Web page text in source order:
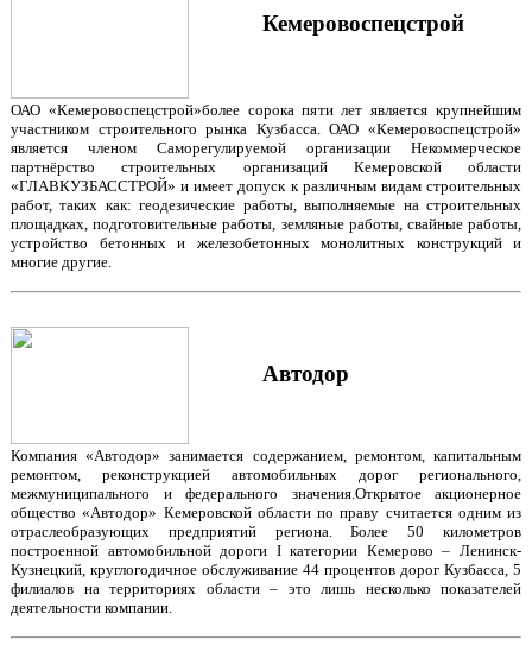
Кемеровоспецстрой
ОАО «Кемеровоспецстрой»более сорока пяти лет является крупнейшим
участником строительного рынка Кузбасса. ОАО «Кемеровоспецстрой»
является членом Саморегулируемой организации Некоммерческое
партнёрство строительных организаций Кемеровской области
«ГЛАВКУЗБАССТРОЙ» и имеет допуск к различным видам строительных
работ, таких как: геодезические работы, выполняемые на строительных
площадках, подготовительные работы, земляные работы, свайные работы,
устройство бетонных и железобетонных монолитных конструкций и
многие другие.
Автодор
Компания «Автодор» занимается содержанием, ремонтом, капитальным
ремонтом, реконструкцией автомобильных дорог регионального,
межмуниципального и федерального значения.Открытое акционерное
общество «Автодор» Кемеровской области по праву считается одним из
отраслеобразующих предприятий региона. Более 50 километров
построенной автомобильной дороги I категории Кемерово – Ленинск-
Кузнецкий, круглогодичное обслуживание 44 процентов дорог Кузбасса, 5
филиалов на территориях области – это лишь несколько показателей
деятельности компании.